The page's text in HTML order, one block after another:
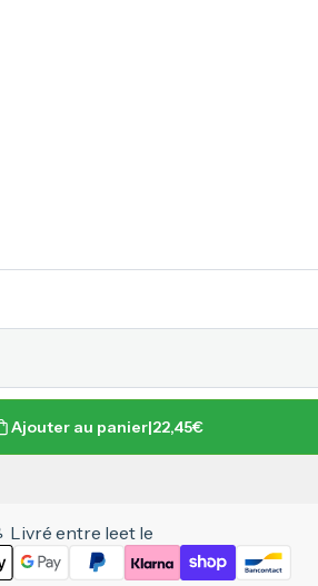
-5%
Ajouter au panier|22,45€
Livré entre leet le